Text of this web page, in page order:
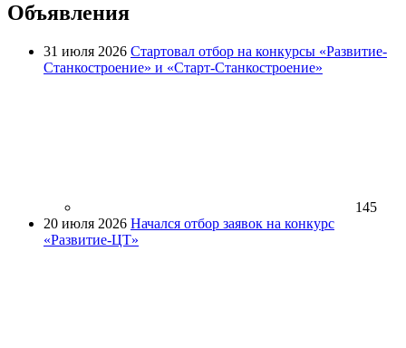
Объявления
31 июля 2026 Стартовал отбор на конкурсы «Развитие-
Станкостроение» и «Старт-Станкостроение»
145
20 июля 2026 Начался отбор заявок на конкурс
«Развитие-ЦТ»